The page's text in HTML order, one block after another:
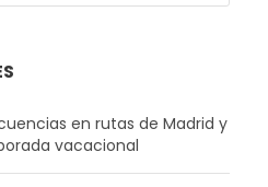
en rutas de Madrid y
vacacional